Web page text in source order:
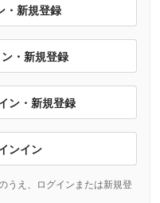
・新規登録
・新規登録
ン・新規登録
ンイン
うえ、ログインまたは新規登